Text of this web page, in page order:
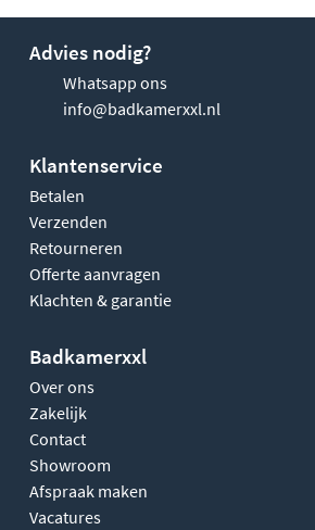
Advies nodig?
Whatsapp ons
info@badkamerxxl.nl
Klantenservice
Betalen
Verzenden
Retourneren
Offerte aanvragen
Klachten & garantie
Badkamerxxl
Over ons
Zakelijk
Contact
Showroom
Afspraak maken
Vacatures